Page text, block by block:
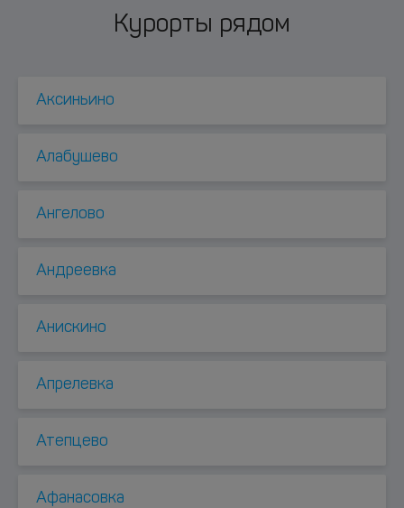
Курорты рядом
Аксиньино
Алабушево
Ангелово
Андреевка
Анискино
Апрелевка
Атепцево
Афанасовка